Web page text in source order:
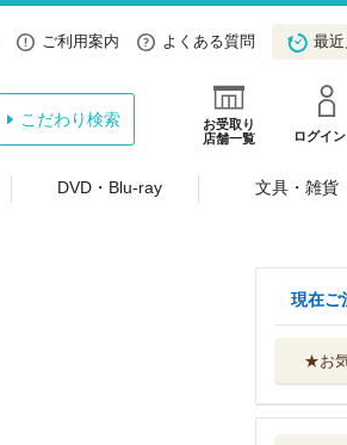
ご利用案内 よくある質問 最
お受取り
店舗一覧
ログイン
こだわり検索
DVD・Blu-ray 文具・雑貨
現在ご
★お